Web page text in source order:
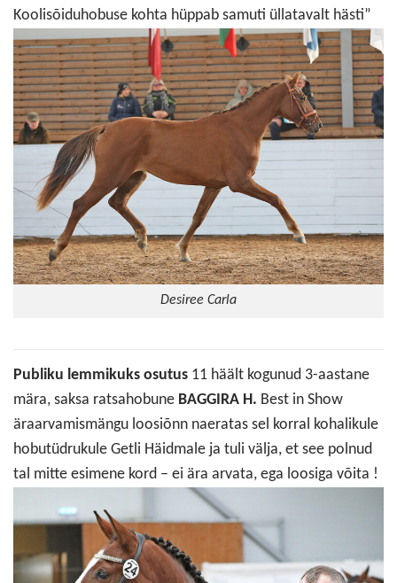
Koolisõiduhobuse kohta hüppab samuti üllatavalt hästi”
Desiree Carla
Publiku lemmikuks osutus 11 häält kogunud 3-aastane
mära, saksa ratsahobune BAGGIRA H. Best in Show
äraarvamismängu loosiõnn naeratas sel korral kohalikule
hobutüdrukule Getli Häidmale ja tuli välja, et see polnud
tal mitte esimene kord – ei ära arvata, ega loosiga võita !